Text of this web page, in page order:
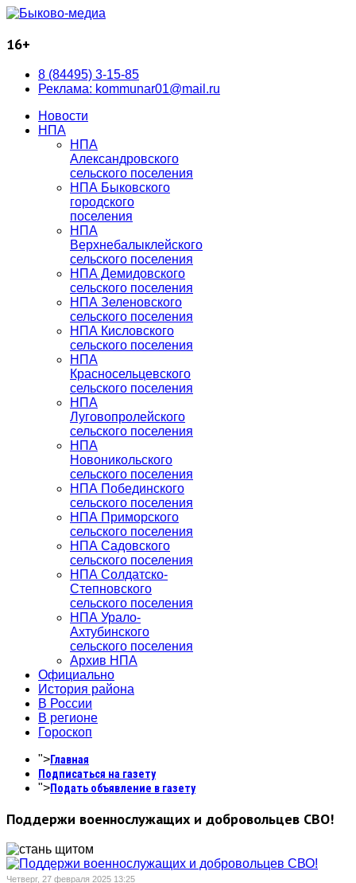
16+
8 (84495) 3-15-85
Реклама: kommunar01@mail.ru
Новости
НПА
НПА
Александровского
сельского поселения
НПА Быковского
городского
поселения
НПА
Верхнебалыклейского
сельского поселения
НПА Демидовского
сельского поселения
НПА Зеленовского
сельского поселения
НПА Кисловского
сельского поселения
НПА
Красносельцевского
сельского поселения
НПА
Луговопролейского
сельского поселения
НПА
Новоникольского
сельского поселения
НПА Побединского
сельского поселения
НПА Приморского
сельского поселения
НПА Садовского
сельского поселения
НПА Солдатско-
Степновского
сельского поселения
НПА Урало-
Ахтубинского
сельского поселения
Архив НПА
Официально
История района
В России
В регионе
Гороскоп
">Главная
Подписаться на газету
">Подать объявление в газету
Поддержи военнослужащих и добровольцев СВО!
Четверг, 27 февраля 2025 13:25